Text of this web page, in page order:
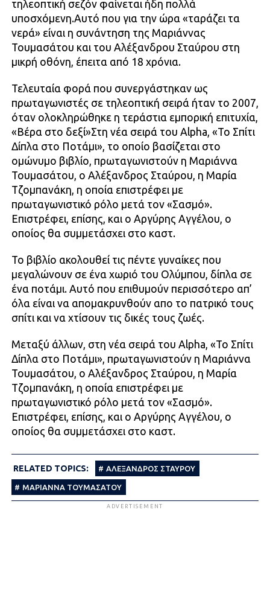
τηλεοπτική σεζόν φαίνεται ήδη πολλά
υποσχόμενη.Αυτό που για την ώρα «ταράζει τα
νερά» είναι η συνάντηση της Μαριάννας
Τουμασάτου και του Αλέξανδρου Σταύρου στη
μικρή οθόνη, έπειτα από 18 χρόνια.
Τελευταία φορά που συνεργάστηκαν ως
πρωταγωνιστές σε τηλεοπτική σειρά ήταν το 2007,
όταν ολοκληρώθηκε η τεράστια εμπορική επιτυχία,
«Βέρα στο δεξί»Στη νέα σειρά του Alpha, «Το Σπίτι
Δίπλα στο Ποτάμι», το οποίο βασίζεται στο
ομώνυμο βιβλίο, πρωταγωνιστούν η Μαριάννα
Τουμασάτου, ο Αλέξανδρος Σταύρου, η Μαρία
Τζομπανάκη, η οποία επιστρέφει με
πρωταγωνιστικό ρόλο μετά τον «Σασμό».
Επιστρέφει, επίσης, και ο Αργύρης Αγγέλου, ο
οποίος θα συμμετάσχει στο καστ.
Το βιβλίο ακολουθεί τις πέντε γυναίκες που
μεγαλώνουν σε ένα χωριό του Ολύμπου, δίπλα σε
ένα ποτάμι. Αυτό που επιθυμούν περισσότερο απ’
όλα είναι να απομακρυνθούν απο το πατρικό τους
σπίτι και να χτίσουν τις δικές τους ζωές.
Μεταξύ άλλων, στη νέα σειρά του Alpha, «Το Σπίτι
Δίπλα στο Ποτάμι», πρωταγωνιστούν η Μαριάννα
Τουμασάτου, ο Αλέξανδρος Σταύρου, η Μαρία
Τζομπανάκη, η οποία επιστρέφει με
πρωταγωνιστικό ρόλο μετά τον «Σασμό».
Επιστρέφει, επίσης, και ο Αργύρης Αγγέλου, ο
οποίος θα συμμετάσχει στο καστ.
RELATED TOPICS: ΑΛΈΞΑΝΔΡΟΣ ΣΤΑΎΡΟΥ
ΜΑΡΙΑΝΝΑ ΤΟΥΜΑΣΑΤΟΥ
ADVERTISEMENT